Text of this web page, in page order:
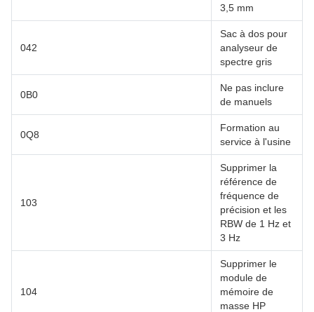
3,5 mm
042
Sac à dos pour
analyseur de
spectre gris
0B0
Ne pas inclure
de manuels
0Q8
Formation au
service à l'usine
103
Supprimer la
référence de
fréquence de
précision et les
RBW de 1 Hz et
3 Hz
104
Supprimer le
module de
mémoire de
masse HP